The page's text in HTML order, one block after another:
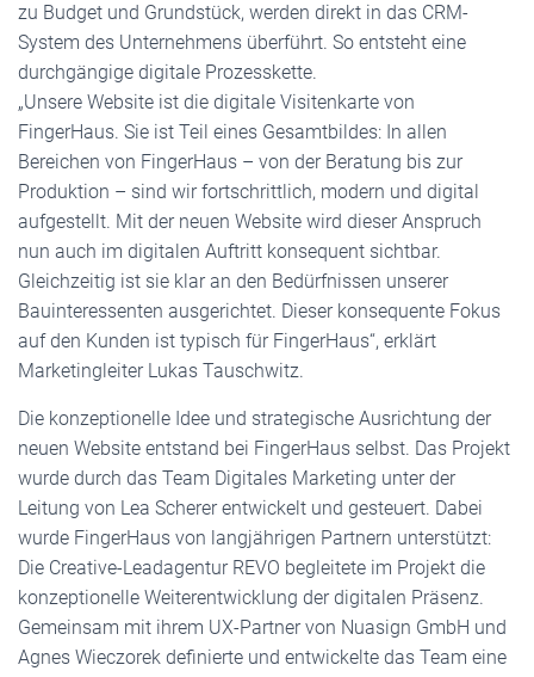
zu Budget und Grundstück, werden direkt in das CRM-
System des Unternehmens überführt. So entsteht eine
durchgängige digitale Prozesskette.
„Unsere Website ist die digitale Visitenkarte von
FingerHaus. Sie ist Teil eines Gesamtbildes: In allen
Bereichen von FingerHaus – von der Beratung bis zur
Produktion – sind wir fortschrittlich, modern und digital
aufgestellt. Mit der neuen Website wird dieser Anspruch
nun auch im digitalen Auftritt konsequent sichtbar.
Gleichzeitig ist sie klar an den Bedürfnissen unserer
Bauinteressenten ausgerichtet. Dieser konsequente Fokus
auf den Kunden ist typisch für FingerHaus“, erklärt
Marketingleiter Lukas Tauschwitz.
Die konzeptionelle Idee und strategische Ausrichtung der
neuen Website entstand bei FingerHaus selbst. Das Projekt
wurde durch das Team Digitales Marketing unter der
Leitung von Lea Scherer entwickelt und gesteuert. Dabei
wurde FingerHaus von langjährigen Partnern unterstützt:
Die Creative-Leadagentur REVO begleitete im Projekt die
konzeptionelle Weiterentwicklung der digitalen Präsenz.
Gemeinsam mit ihrem UX-Partner von Nuasign GmbH und
Agnes Wieczorek definierte und entwickelte das Team eine